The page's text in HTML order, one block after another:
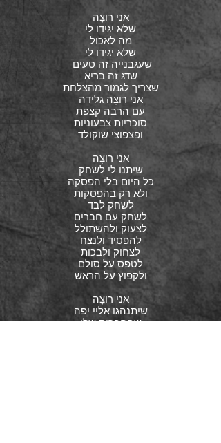
אני רוצָה
שלא יגידו לי
מה לאכול
שלא יגידו לי
שעגבנייה זה טעים
שדג זה בריא
שצריך לגמור מהצלחת
אני רוצָה גלידה
עם הרבה קצפת
סוכריות צבעוניות
ופצפוצי שוקולד
אני רוצֶה
שיתנו לי לשחק
כל היום בלי הפסקה
ולא רק בהפסקות
לשחק לבד
לשחק עם חברים
לצעוק ולהשתולל
להפסיד ולנצח
לצחוק ולבכות
לטפס על סולם
ולקפוץ על הראש
אני רוצָה
שיתנהגו אליי יפה
שהחברות שלי